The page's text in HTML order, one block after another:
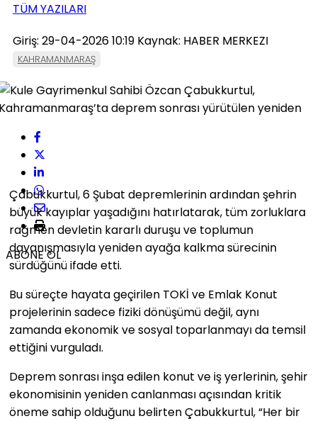
TÜM YAZILARI
Giriş: 29-04-2026 10:19 Kaynak: HABER MERKEZI
KAHRAMANMARAŞ
ABONE OL
Çabukkurtul, 6 Şubat depremlerinin ardından şehrin
büyük kayıplar yaşadığını hatırlatarak, tüm zorluklara
rağmen devletin kararlı duruşu ve toplumun
dayanışmasıyla yeniden ayağa kalkma sürecinin
sürdüğünü ifade etti.
Bu süreçte hayata geçirilen TOKİ ve Emlak Konut
projelerinin sadece fiziki dönüşümü değil, aynı
zamanda ekonomik ve sosyal toparlanmayı da temsil
ettiğini vurguladı.
Deprem sonrası inşa edilen konut ve iş yerlerinin, şehir
ekonomisinin yeniden canlanması açısından kritik
öneme sahip olduğunu belirten Çabukkurtul, “Her bir